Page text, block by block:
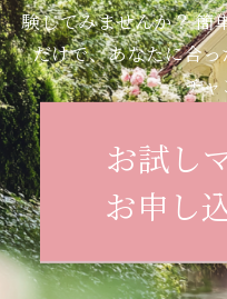
験してみませんか？簡
だけで、あなたに合
チャ
お試し
お申し